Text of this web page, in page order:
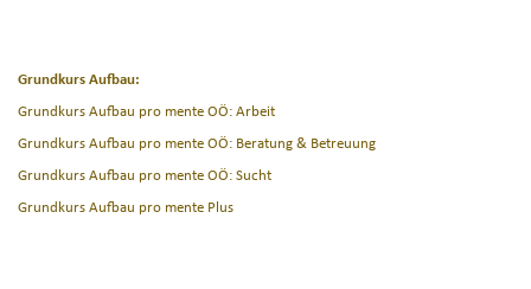
Grundkurs Aufbau:
Grundkurs Aufbau pro mente OÖ: Arbeit
Grundkurs Aufbau pro mente OÖ: Beratung & Betreuung
Grundkurs Aufbau pro mente OÖ: Sucht
Grundkurs Aufbau pro mente Plus